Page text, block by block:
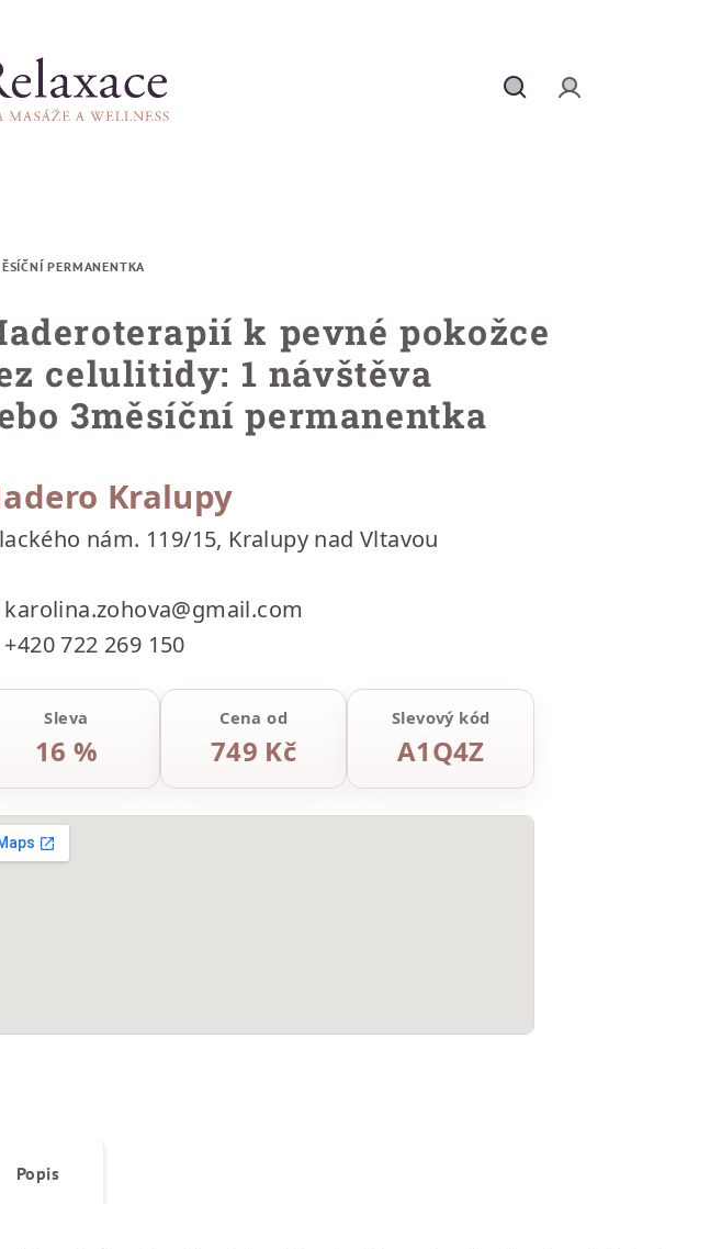
PERMANENTKA
k pevné pokožce
celulitidy: 1 návštěva
3měsíční permanentka
Kralupy
nám. 119/15, Kralupy nad Vltavou
karolina.zohova@gmail.com
+420 722 269 150
Sleva
16 %
Cena od
749 Kč
Slevový kód
A1Q4Z
Popis